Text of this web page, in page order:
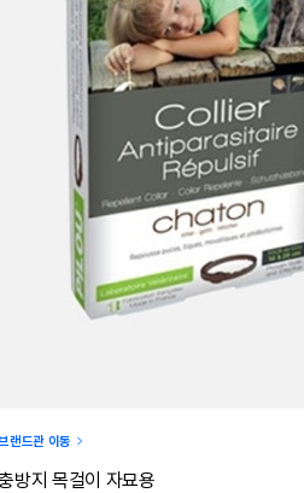
랜드관 이동
방지 목걸이 자묘용